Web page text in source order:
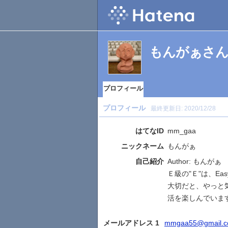
もんがぁさ
プロフィール
プロフィール 最終更新日: 2020/12/28
はてなID mm_gaa
ニックネーム もんがぁ
自己紹介 Author: もんがぁ
Ｅ級の"Ｅ"は、
大切だと、やっと
活を楽しんでいま
メールアドレス 1